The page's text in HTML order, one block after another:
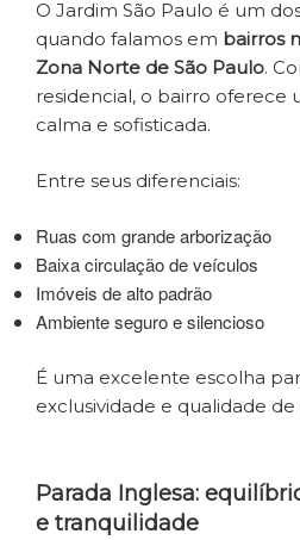
O Jardim São Paulo é um
quando falamos em bairros
Zona Norte de São Paulo.
residencial, o bairro oferece
calma e sofisticada.
Entre seus diferenciais:
Ruas com grande arborização
Baixa circulação de veículos
Imóveis de alto padrão
Ambiente seguro e silencioso
É uma excelente escolha
exclusividade e qualidade de
Parada Inglesa:
e tranquilidade